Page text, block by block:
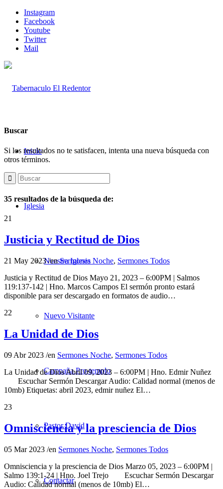
Instagram
Facebook
Youtube
Twitter
Mail
Inicio
Iglesia
Nuestra Iglesia
Nuevo Visitante
Campaña Pro-templo
Pastor David
Contactar
Buscar
Si los resultados no te satisfacen, intenta una nueva búsqueda con
otros términos.
35 resultados de la búsqueda de:
21
Justicia y Rectitud de Dios
21 May 2023/enSermones Noche, Sermones Todos
Justicia y Rectitud de Dios Mayo 21, 2023 – 6:00PM | Salmos
119:137-142 | Hno. Marcos Campos El sermón pronto estará
disponible para ser descargado en formatos de audio…
22
La Unidad de Dios
09 Abr 2023 /en Sermones Noche, Sermones Todos
La Unidad de Dios Abril 09, 2023 – 6:00PM | Hno. Edmir Nuñez
Escuchar Sermón Descargar Audio: Calidad normal (menos de
10mb) Etiquetas: abril 2023, edmir nuñez El…
23
Omnisciencia y la presciencia de Dios
05 Mar 2023 /en Sermones Noche, Sermones Todos
Omnisciencia y la presciencia de Dios Marzo 05, 2023 – 6:00PM |
Salmo 139:1-24 | Hno. Joel Trejo Escuchar Sermón Descargar
Audio: Calidad normal (menos de 10mb) El…